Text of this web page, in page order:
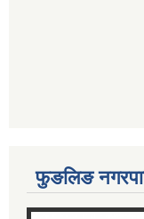
फुङलिङ